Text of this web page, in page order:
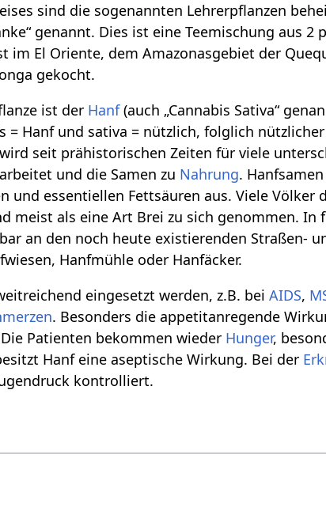
sind die sogenannten Lehrerpflanzen
genannt. Dies ist eine Teemischung aus
im El Oriente, dem Amazonasgebiet der
gekocht.
ist der Hanf(auch „Cannabis Sativa“
= Hanf und sativa = nützlich, folglich
seit prähistorischen Zeiten für viele
und die Samen zu Nahrung.
und essentiellen Fettsäuren aus. Viele Völker
meist als eine Art Brei zu sich genommen.
an den noch heute existierenden Straßen-
Hanfmühle oder Hanfäcker.
eingesetzt werden, z.B. beiAIDS,
. Besonders die appetitanregende
Patienten bekommen wieder Hunger,
Hanf eine aseptische Wirkung. Bei der
kontrolliert.